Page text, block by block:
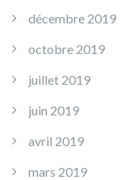
décembre 2019
octobre 2019
juillet 2019
juin 2019
avril 2019
mars 2019